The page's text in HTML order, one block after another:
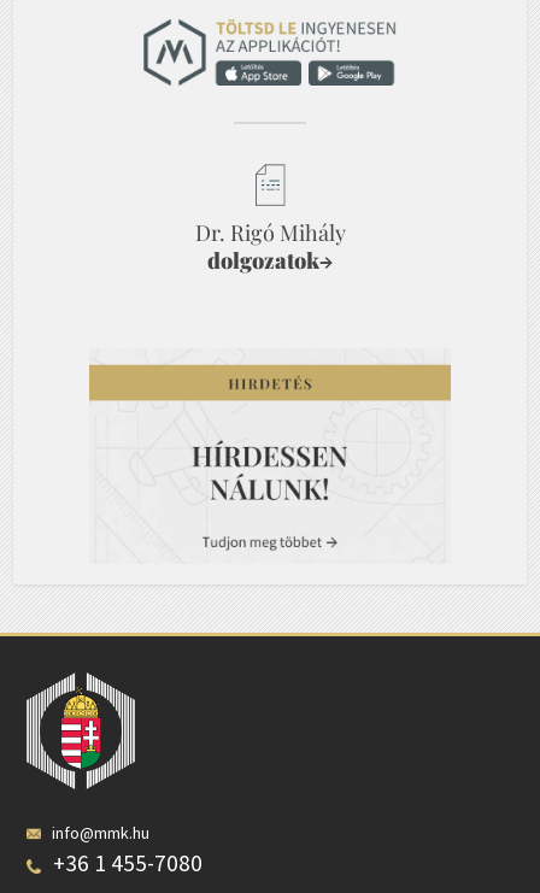
Dr. Rigó Mihály
dolgozatok→
info@mmk.hu
+36 1 455-7080